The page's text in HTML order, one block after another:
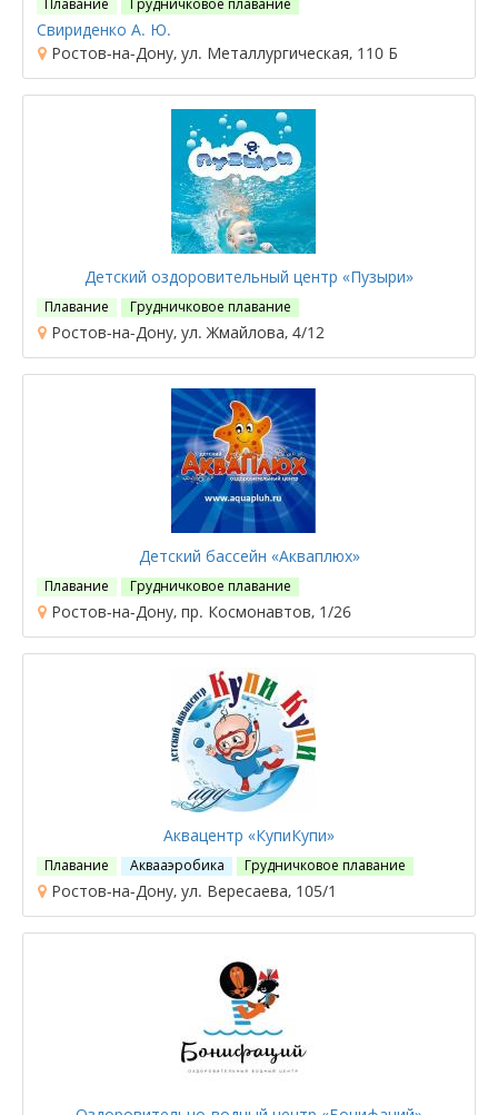
Плавание Грудничковое плавание
Свириденко А. Ю.
Ростов-на-Дону, ул. Металлургическая, 110 Б
Детский оздоровительный центр «Пузыри»
Плавание Грудничковое плавание
Ростов-на-Дону, ул. Жмайлова, 4/12
Детский бассейн «Акваплюх»
Плавание Грудничковое плавание
Ростов-на-Дону, пр. Космонавтов, 1/26
Аквацентр «КупиКупи»
Плавание Аквааэробика Грудничковое плавание
Ростов-на-Дону, ул. Вересаева, 105/1